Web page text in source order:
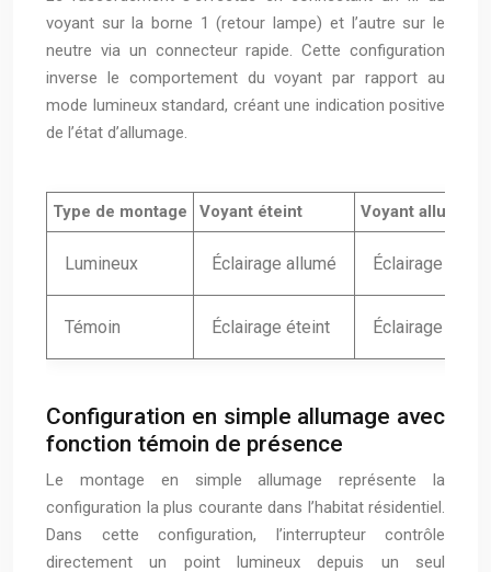
voyant sur la borne 1 (retour lampe) et l’autre sur le
neutre via un connecteur rapide. Cette configuration
inverse le comportement du voyant par rapport au
mode lumineux standard, créant une indication positive
de l’état d’allumage.
Type de montage Voyant éteint Voyant allumé
Lumineux Éclairage allumé Éclairage éteint
Témoin Éclairage éteint Éclairage
Configuration en simple allumage avec
fonction témoin de présence
Le montage en simple allumage représente la
configuration la plus courante dans l’habitat résidentiel.
Dans cette configuration, l’interrupteur contrôle
directement un point lumineux depuis un seul